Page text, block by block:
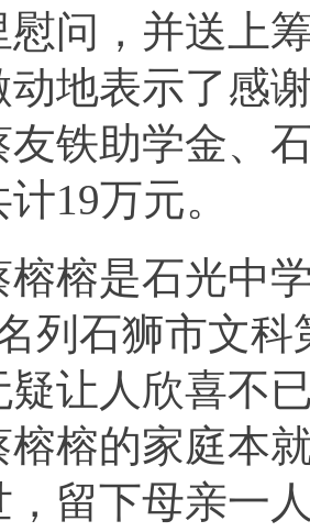
慰问，并送上
动地表示了感
友铁助学金、
19万元。
是石光中学
列石狮市文
疑让人欣喜不
榕榕的家庭本
，留下母亲一